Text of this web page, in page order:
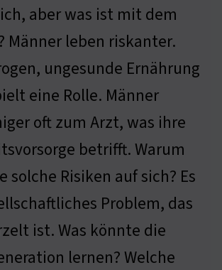
aber was ist mit dem
Männer leben riskanter.
ungesunde Ernährung
eine Rolle. Männer
oft zum Arzt, was ihre
betrifft. Warum
solche Risiken auf sich? Es
Problem, das
ist. Was könnte die
lernen? Welche